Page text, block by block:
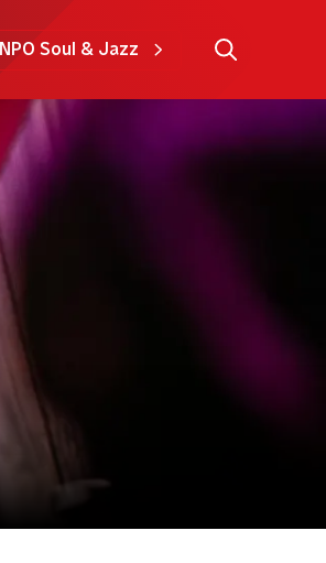
NPO Soul & Jazz